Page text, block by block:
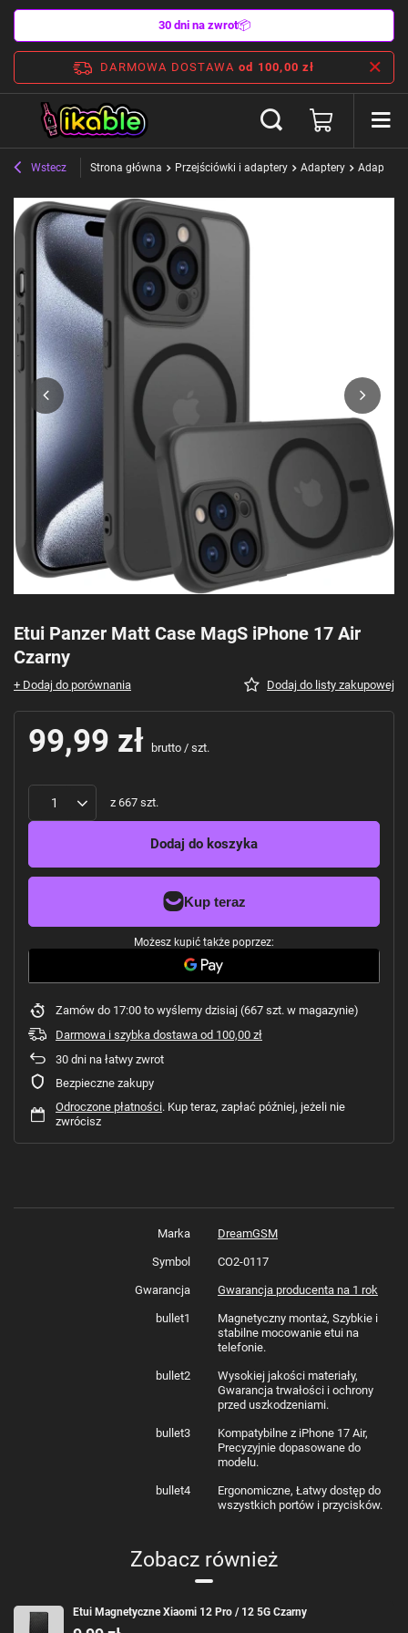
30 dni na zwrot📦
DARMOWA DOSTAWA od 100,00 zł
Wstecz Strona główna Przejściówki i adaptery Adaptery Adaptery
Etui Panzer Matt Case MagS iPhone 17 Air
Czarny
+ Dodaj do porównania Dodaj do listy zakupowej
99,99 zł brutto / szt.
z 667 szt.
Dodaj do koszyka
Możesz kupić także poprzez:
Zamów do 17:00 to wyślemy dzisiaj (667 szt. w magazynie)
Darmowa i szybka dostawa od 100,00 zł
30 dni na łatwy zwrot
Bezpieczne zakupy
Odroczone płatności. Kup teraz, zapłać później, jeżeli nie
zwrócisz
Marka DreamGSM
Symbol CO2-0117
Gwarancja Gwarancja producenta na 1 rok
bullet1
Magnetyczny montaż, Szybkie i
stabilne mocowanie etui na
telefonie.
bullet2
Wysokiej jakości materiały,
Gwarancja trwałości i ochrony
przed uszkodzeniami.
bullet3
Kompatybilne z iPhone 17 Air,
Precyzyjnie dopasowane do
modelu.
bullet4
Ergonomiczne, Łatwy dostęp do
wszystkich portów i przycisków.
Zobacz również
Etui Magnetyczne Xiaomi 12 Pro / 12 5G Czarny